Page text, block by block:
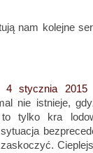
nam kolejne
4 stycznia 2015
nie istnieje,
tylko kra